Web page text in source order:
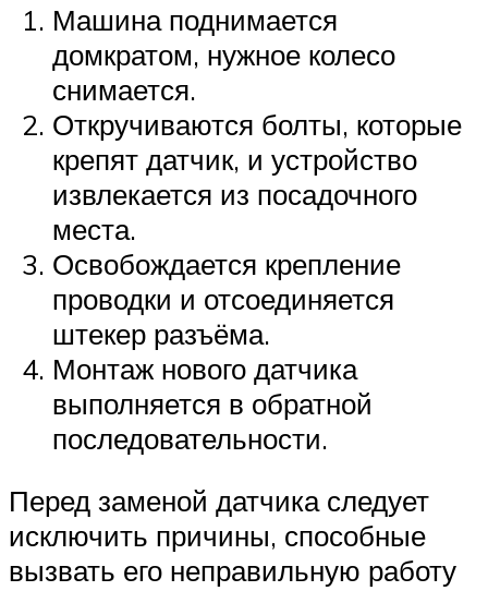
Машина поднимается
домкратом, нужное колесо
снимается.
Откручиваются болты, которые
крепят датчик, и устройство
извлекается из посадочного
места.
Освобождается крепление
проводки и отсоединяется
штекер разъёма.
Монтаж нового датчика
выполняется в обратной
последовательности.
Перед заменой датчика следует
исключить причины, способные
вызвать его неправильную работу